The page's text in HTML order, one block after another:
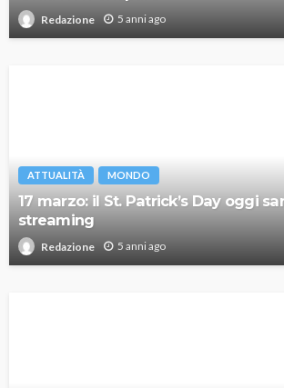
Redazione 5 anni ago
ATTUALITÀ MONDO
17 marzo: il St. Patrick’s Day oggi
streaming
Redazione 5 anni ago